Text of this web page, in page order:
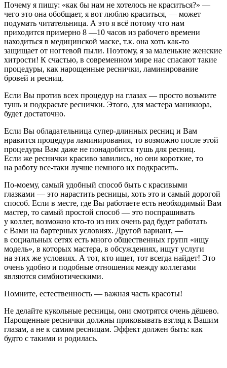
Почему я пишу: «как бы нам не хотелось не краситься?» —
чего это она обобщает, я вот люблю краситься, — может
подумать читательница. А это я всё потому что нам
приходится примерно 8 —10 часов из рабочего времени
находиться в медицинской маске, т.к. она хоть как-то
защищает от ногтевой пыли. Поэтому, я за маленькие женские
хитрости! К счастью, в современном мире нас спасают такие
процедуры, как нарощенные реснички, ламинирование
бровей и ресниц.
Если Вы против всех процедур на глазах — просто возьмите
тушь и подкрасьте реснички. Этого, для мастера маникюра,
будет достаточно.
Если Вы обладательница супер-длинных ресниц и Вам
нравится процедура ламинирования, то возможно после этой
процедуры Вам даже не понадобится тушь для ресниц.
Если же реснички красиво завились, но они короткие, то
на работу все-таки лучше немного их подкрасить.
По-моему, самый удобный способ быть с красивыми
глазками — это нарастить ресницы, хоть это и самый дорогой
способ. Если в месте, где Вы работаете есть необходимый Вам
мастер, то самый простой способ — это поспрашивать
у коллег, возможно кто-то из них очень рад будет работать
с Вами на бартерных условиях. Другой вариант, —
в социальных сетях есть много общественных групп «ищу
модель», в которых мастера, в обсуждениях, ищут услуги
на этих же условиях. А тот, кто ищет, тот всегда найдет! Это
очень удобно и подобные отношения между коллегами
являются симбиотическими.
Помните, естественность — важная часть красоты!
Не делайте кукольные ресницы, они смотрятся очень дёшево.
Нарощенные реснички должны приковывать взгляд к Вашим
глазам, а не к самим ресницам. Эффект должен быть: как
будто с такими и родилась.